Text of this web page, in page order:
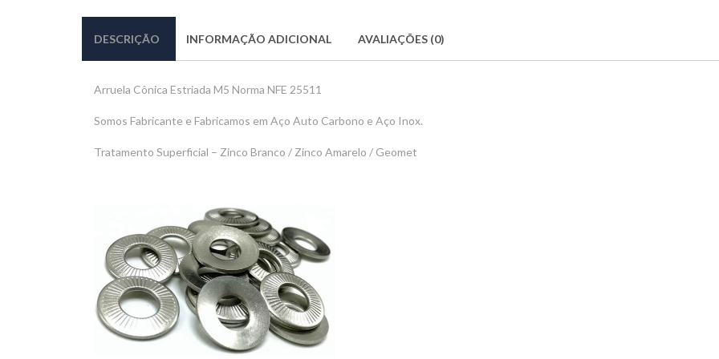
DESCRIÇÃO INFORMAÇÃO ADICIONAL AVALIAÇÕES (0)
Arruela Cônica Estriada M5 Norma NFE 25511
Somos Fabricante e Fabricamos em Aço Auto Carbono e Aço Inox.
Tratamento Superficial – Zinco Branco / Zinco Amarelo / Geomet